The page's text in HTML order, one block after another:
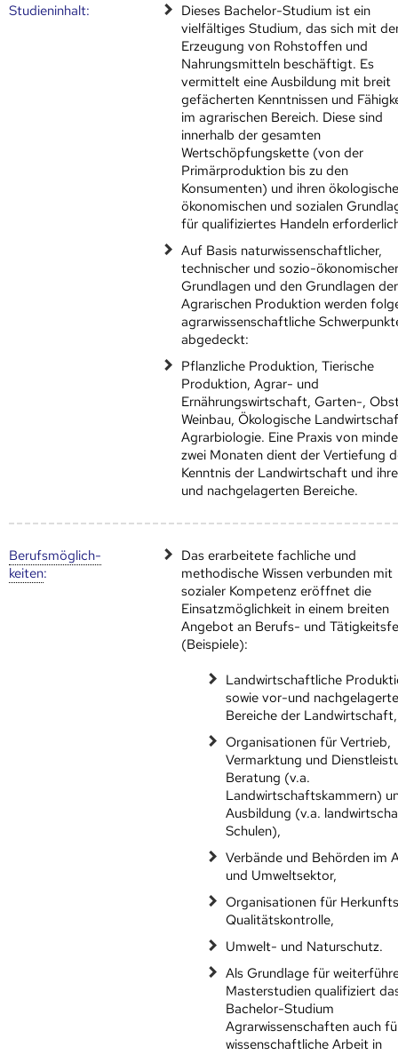
Studien­inhalt:
Dieses Bachelor-Studium ist ein
vielfältiges Studium, das sich mit
Erzeugung von Rohstoffen und
Nahrungsmitteln beschäftigt. Es
vermittelt eine Ausbildung mit breit
gefächerten Kenntnissen und
im agrarischen Bereich. Diese sind
innerhalb der gesamten
Wertschöpfungskette (von der
Primärproduktion bis zu den
Konsumenten) und ihren
ökonomischen und sozialen
für qualifiziertes Handeln
Auf Basis naturwissenschaftlicher,
technischer und sozio-
Grundlagen und den Grundlagen der
Agrarischen Produktion werden
agrarwissenschaftliche
abgedeckt:
Pflanzliche Produktion, Tierische
Produktion, Agrar- und
Ernährungswirtschaft, Garten-,
Weinbau, Ökologische
Agrarbiologie. Eine Praxis von
zwei Monaten dient der Vertiefung
Kenntnis der Landwirtschaft und
und nachgelagerten Bereiche.
Berufs­möglich­
keiten:
Das erarbeitete fachliche und
methodische Wissen verbunden mit
sozialer Kompetenz eröffnet die
Einsatzmöglichkeit in einem breiten
Angebot an Berufs- und
(Beispiele):
Landwirtschaftliche
sowie vor-und
Bereiche der Landwirtschaft,
Organisationen für Vertrieb,
Vermarktung und
Beratung (v.a.
Landwirtschaftskammern)
Ausbildung (v.a.
Schulen),
Verbände und Behörden im
und Umweltsektor,
Organisationen für
Qualitätskontrolle,
Umwelt- und Naturschutz.
Als Grundlage für
Masterstudien qualifiziert
Bachelor-Studium
Agrarwissenschaften auch
wissenschaftliche Arbeit in